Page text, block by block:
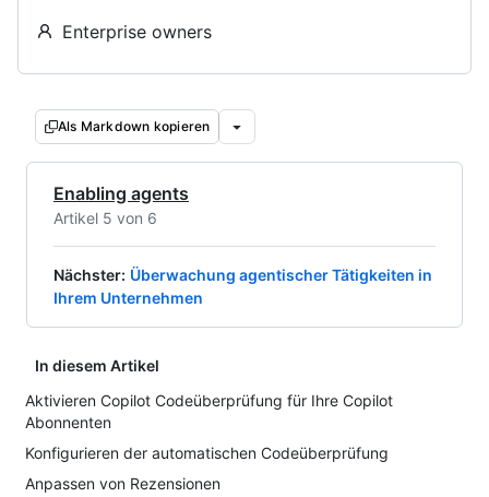
Enterprise owners
Als Markdown kopieren
Enabling agents
Artikel 5 von 6
Nächster: Überwachung agentischer Tätigkeiten in
Ihrem Unternehmen
In diesem Artikel
Aktivieren Copilot Codeüberprüfung für Ihre Copilot
Abonnenten
Konfigurieren der automatischen Codeüberprüfung
Anpassen von Rezensionen